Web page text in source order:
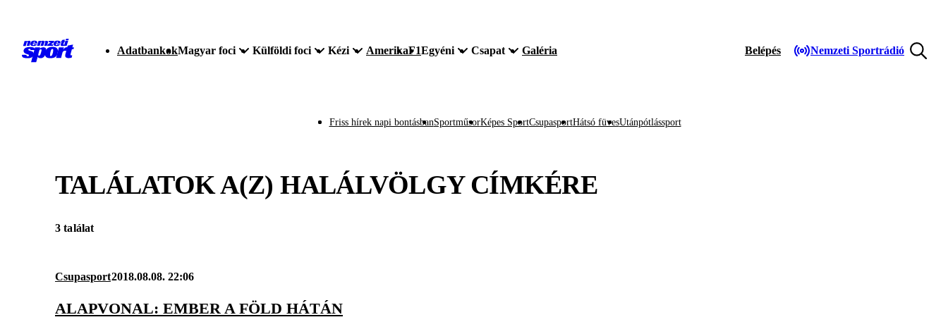
AdatbankokMagyar foci Külföldi foci Kézi AmerikaF1Egyéni Csapat Galéria Belépés Nemzeti Sportrádió
Friss hírek napi bontásbanSportműsorKépes SportCsupasportHátsó füvesUtánpótlássport
TALÁLATOK A(Z) HALÁLVÖLGYCÍMKÉRE
3 találat
Csupasport2018.08.08. 22:06
ALAPVONAL: EMBER A FÖLD HÁTÁN